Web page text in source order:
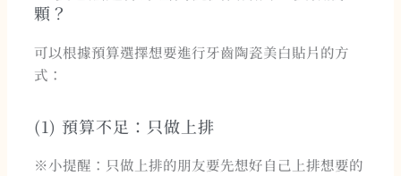
顆？
可以根據預算選擇想要進行牙齒陶瓷美白貼片的方
式：
(1) 預算不足：只做上排
※小提醒：只做上排的朋友要先想好自己上排想要的